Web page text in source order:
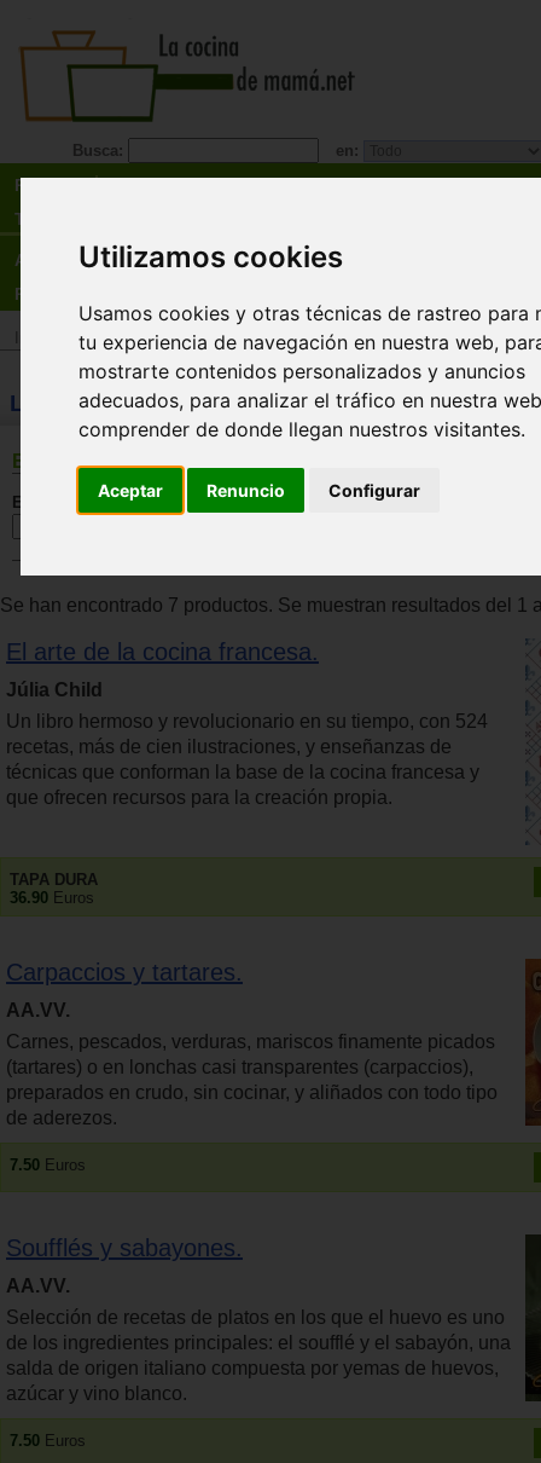
Utilizamos cookies
Usamos cookies y otras técnicas de rastreo para
tu experiencia de navegación en nuestra web,
mostrarte contenidos personalizados y anuncios
adecuados, para analizar el tráfico en nuestra
comprender de donde llegan nuestros visitantes.
Aceptar Renuncio Configurar
Busca: en:
Recetas
Tienda
Actualidad
Registro
Tienda>Libros>Regional>Francesa
LIBROS: Francesa
BÚSQUEDA
En esta sección:
Se han encontrado 7 productos. Se muestran resultados del 1
El arte de la cocina francesa.
Júlia Child
Un libro hermoso y revolucionario en su tiempo, con 524
recetas, más de cien ilustraciones, y enseñanzas de
técnicas que conforman la base de la cocina francesa y
que ofrecen recursos para la creación propia.
TAPA DURA
36.90 Euros
Carpaccios y tartares.
AA.VV.
Carnes, pescados, verduras, mariscos finamente picados
(tartares) o en lonchas casi transparentes (carpaccios),
preparados en crudo, sin cocinar, y aliñados con todo tipo
de aderezos.
7.50 Euros
Soufflés y sabayones.
AA.VV.
Selección de recetas de platos en los que el huevo es uno
de los ingredientes principales: el soufflé y el sabayón, una
salda de origen italiano compuesta por yemas de huevos,
azúcar y vino blanco.
7.50 Euros